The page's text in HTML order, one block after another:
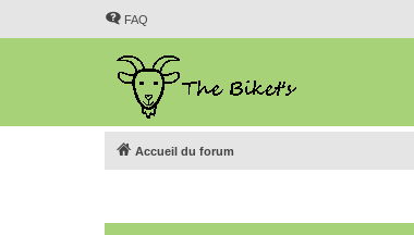
FAQ
Accueil du forum